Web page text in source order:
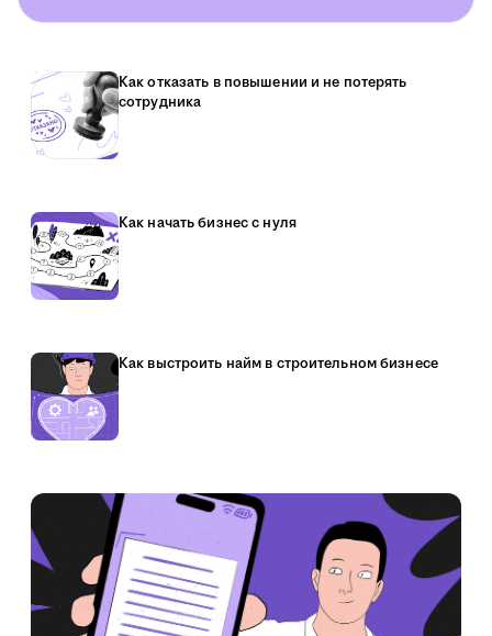
Как отказать в повышении и не потерять
сотрудника
Как начать бизнес с нуля
Как выстроить найм в строительном бизнесе